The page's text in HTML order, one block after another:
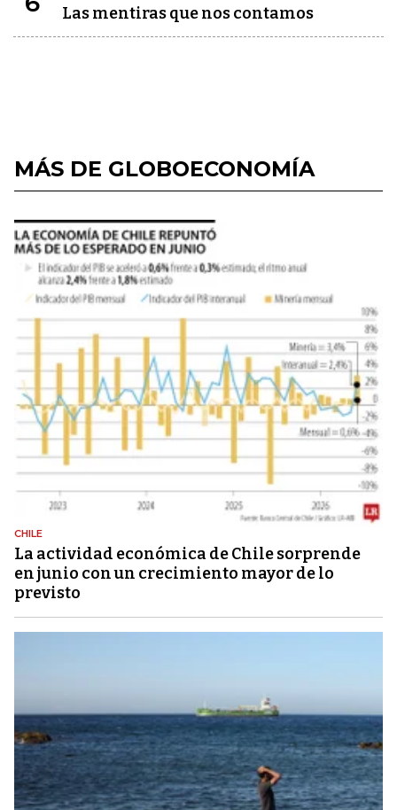
Las mentiras que nos contamos
MÁS DE GLOBOECONOMÍA
CHILE
La actividad económica de Chile sorprende
en junio con un crecimiento mayor de lo
previsto